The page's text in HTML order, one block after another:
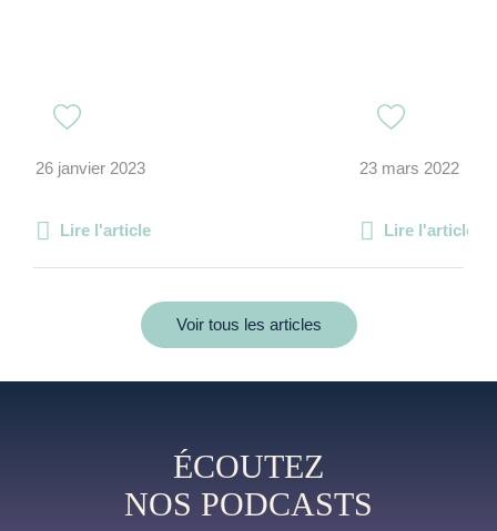
26 janvier 2023
Lire l'article
23 mars 2022
Lire l'article
Voir tous les articles
ÉCOUTEZ
NOS PODCASTS